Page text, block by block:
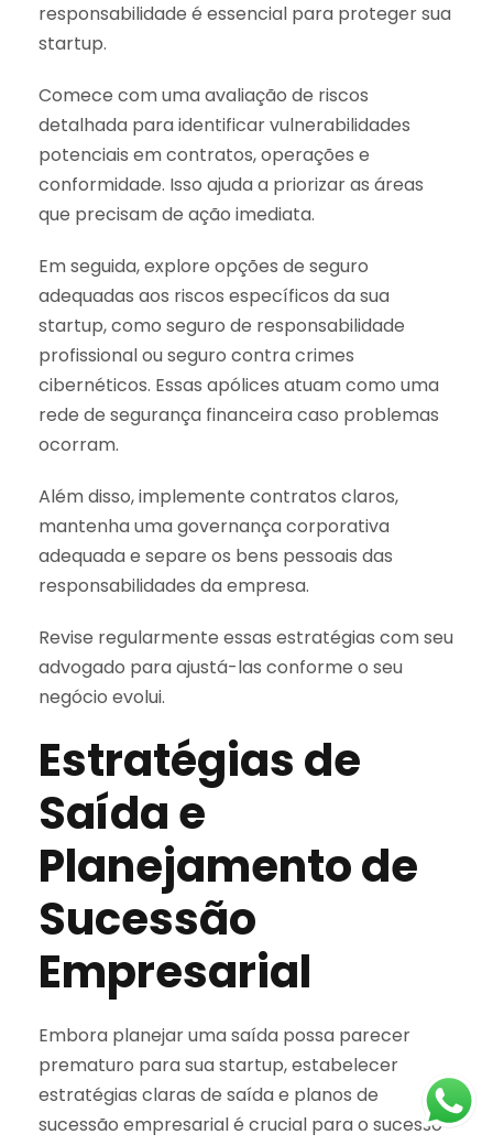
responsabilidade é essencial para proteger sua
startup.
Comece com uma avaliação de riscos
detalhada para identificar vulnerabilidades
potenciais em contratos, operações e
conformidade. Isso ajuda a priorizar as áreas
que precisam de ação imediata.
Em seguida, explore opções de seguro
adequadas aos riscos específicos da sua
startup, como seguro de responsabilidade
profissional ou seguro contra crimes
cibernéticos. Essas apólices atuam como uma
rede de segurança financeira caso problemas
ocorram.
Além disso, implemente contratos claros,
mantenha uma governança corporativa
adequada e separe os bens pessoais das
responsabilidades da empresa.
Revise regularmente essas estratégias com seu
advogado para ajustá-las conforme o seu
negócio evolui.
Estratégias de
Saída e
Planejamento de
Sucessão
Empresarial
Embora planejar uma saída possa parecer
prematuro para sua startup, estabelecer
estratégias claras de saída e planos de
sucessão empresarial é crucial para o sucesso